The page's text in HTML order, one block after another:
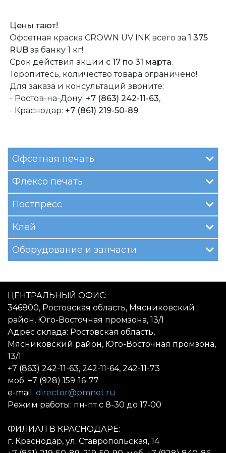
Цены тают!
Офсетная краска CROWN UV INK всего за 1 375
RUB за банку 1 кг!
Cрок действия акции с 17 по 31 марта.
Торопитесь, количество товара ограничено!
Для заказа и консультаций звоните:
- Ростов-на-Дону: +7 (863) 242-11-63,
- Краснодар: +7 (861) 219-50-89.
Офсетная печать
Флексо печать
Постпресс
Клей
Оборудование и запчасти
ЦЕНТРАЛЬНЫЙ ОФИС:
346800, Ростовская область, Мясниковский
район, Юго-Восточная промзона, 13/1
Адрес склада: Ростовская область,
Мясниковский район, Юго-Восточная промзона,
13/1
+7 (863) 242-11-63, 242-11-64, 242-11-73
моб. +7 (928) 159-16-77
e-mail: director@pmnet.ru
Режим работы: пн-пт с 8-30 до 17-00
ФИЛИАЛ В КРАСНОДАРЕ:
г. Краснодар, ул. Ставропольская, 14